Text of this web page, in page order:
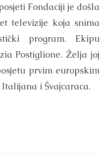
Fondaciji je došla
televizije koja snima
program. Ekipu
Postiglione. Želja joj
prvim europskim
i Švajcaraca.